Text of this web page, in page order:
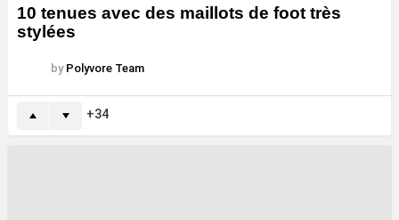
10 tenues avec des maillots de foot très
stylées
by Polyvore Team
34